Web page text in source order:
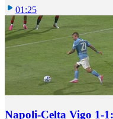
01:25
Napoli-Celta Vigo 1-